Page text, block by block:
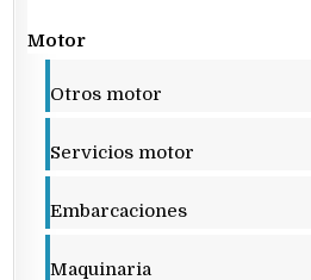
Motor
Otros motor
Servicios motor
Embarcaciones
Maquinaria